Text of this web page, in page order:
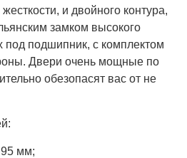
и двойного контура,
замком высокого
под подшипник, с комплектом
Двери очень мощные по
обезопасят вас от не
мм;